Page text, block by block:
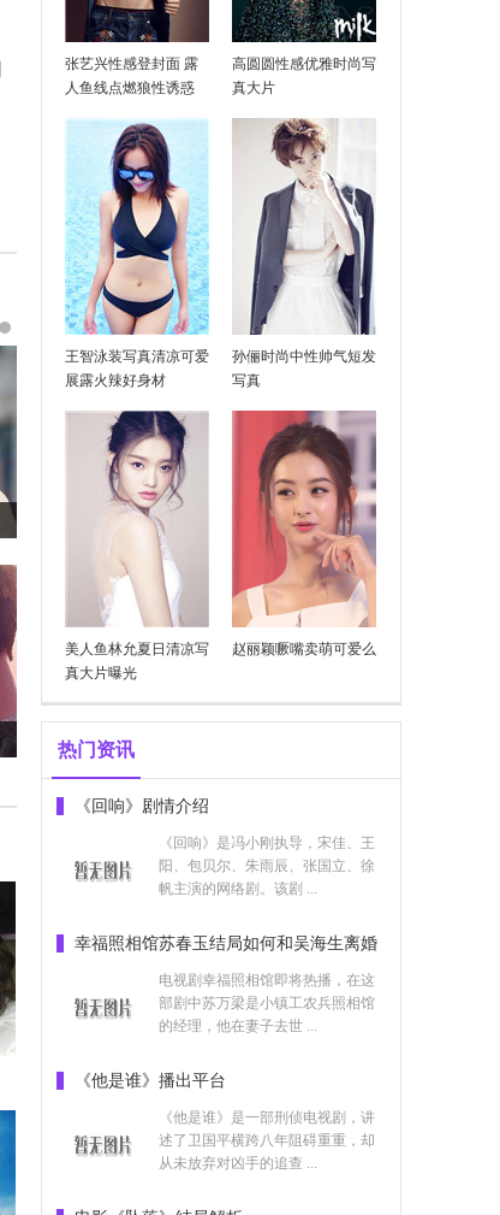
张艺兴性感登封面 露
人鱼线点燃狼性诱惑
高圆圆性感优雅时尚写
真大片
王智泳装写真清凉可爱
展露火辣好身材
孙俪时尚中性帅气短发
写真
美人鱼林允夏日清凉写
真大片曝光
赵丽颖噘嘴卖萌可爱么
热门资讯
《回响》剧情介绍
《回响》是冯小刚执导，宋佳、王
阳、包贝尔、朱雨辰、张国立、徐
帆主演的网络剧。该剧 ...
幸福照相馆苏春玉结局如何和吴海生离婚
电视剧幸福照相馆即将热播，在这
部剧中苏万梁是小镇工农兵照相馆
的经理，他在妻子去世 ...
《他是谁》播出平台
《他是谁》是一部刑侦电视剧，讲
述了卫国平横跨八年阻碍重重，却
从未放弃对凶手的追查 ...